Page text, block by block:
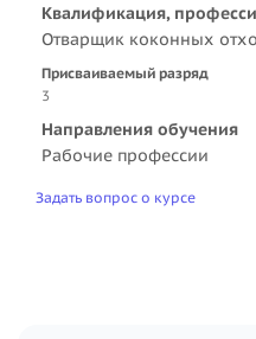
Квалификация,
Отварщик коконных
Присваиваемый разряд
3
Направления обучения
Рабочие профессии
Задать вопрос о курсе